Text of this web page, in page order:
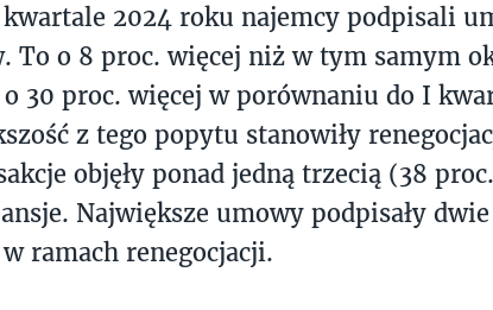
2024 roku najemcy podpisali
To o 8 proc. więcej niż w tym samym
30 proc. więcej w porównaniu do I
z tego popytu stanowiły
objęły ponad jedną trzecią (38
Największe umowy podpisały
ramach renegocjacji.